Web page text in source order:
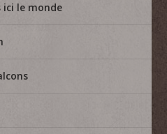
ici le monde